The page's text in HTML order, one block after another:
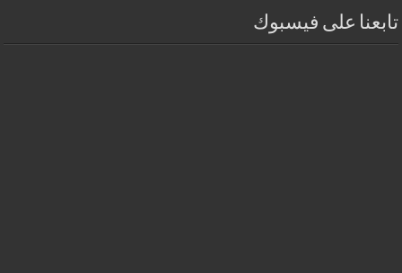
تابعنا على فيسبوك